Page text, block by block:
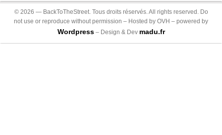
© 2026 — BackToTheStreet. Tous droits réservés. All rights reserved. Do
not use or reproduce without permission – Hosted by OVH – powered by
Wordpress– Design & Dev madu.fr